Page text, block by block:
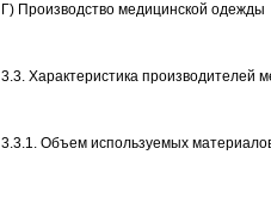
Г) Производство медицинской одежды
3.3. Характеристика производителей
3.3.1. Объем используемых